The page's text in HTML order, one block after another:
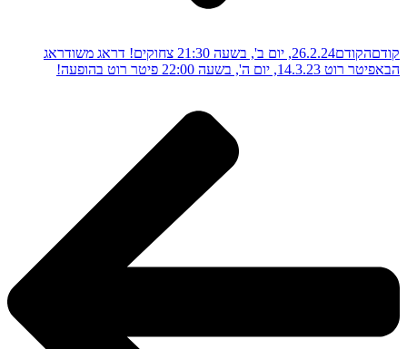
קודםהקודם26.2.24, יום ב', בשעה 21:30 צחוקים! דראג משודראג
הבאפיטר רוט 14.3.23, יום ה', בשעה 22:00 פיטר רוט בהופעה!